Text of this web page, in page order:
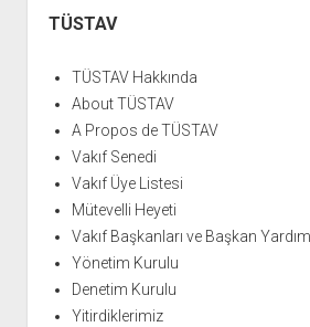
FİDEF KİTAPLIĞI
Menü
TÜSTAV
TÜSTAV Hakkında
About TÜSTAV
A Propos de TÜSTAV
Vakıf Senedi
Vakıf Üye Listesi
Mütevelli Heyeti
Vakıf Başkanları ve Başkan
Yönetim Kurulu
Denetim Kurulu
Yitirdiklerimiz